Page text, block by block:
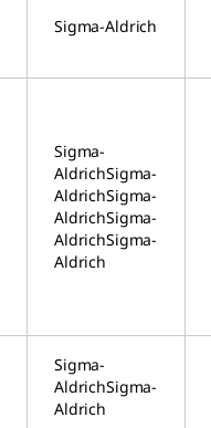
Sigma-Aldrich
Sigma-
AldrichSigma-
AldrichSigma-
AldrichSigma-
AldrichSigma-
Aldrich
Sigma-
AldrichSigma-
Aldrich